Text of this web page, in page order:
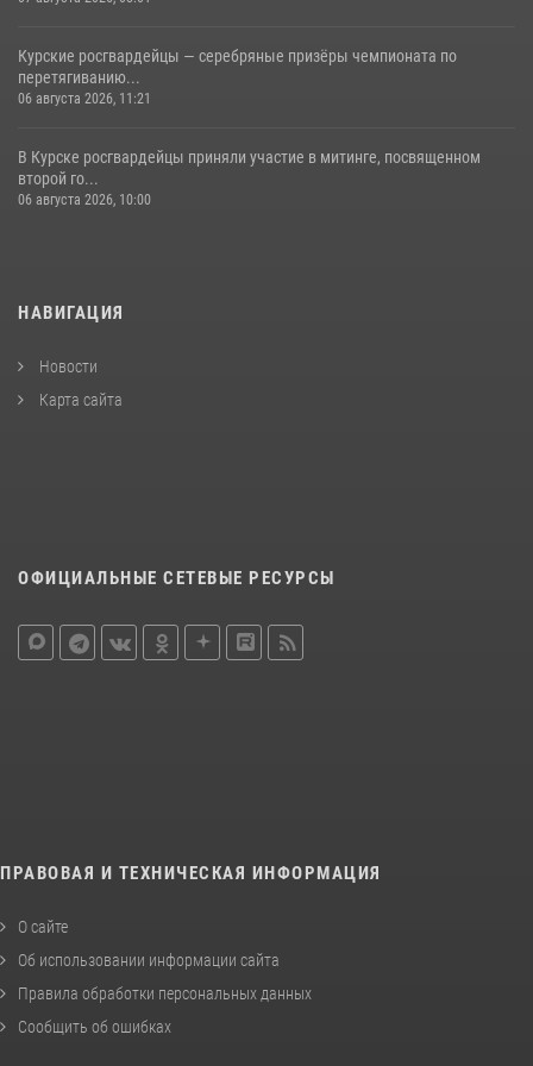
Курские росгвардейцы — серебряные призёры чемпионата по
перетягиванию...
06 августа 2026, 11:21
В Курске росгвардейцы приняли участие в митинге, посвященном
второй го...
06 августа 2026, 10:00
НАВИГАЦИЯ
Новости
Карта сайта
ОФИЦИАЛЬНЫЕ СЕТЕВЫЕ РЕСУРСЫ
ПРАВОВАЯ И ТЕХНИЧЕСКАЯ ИНФОРМАЦИЯ
О сайте
Об использовании информации сайта
Правила обработки персональных данных
Сообщить об ошибках